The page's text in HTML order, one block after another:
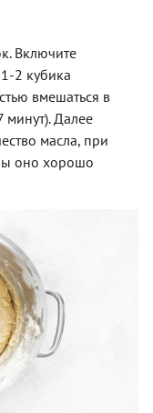
Включите
2 кубика
вмешаться в
минут). Далее
масла, при
оно хорошо